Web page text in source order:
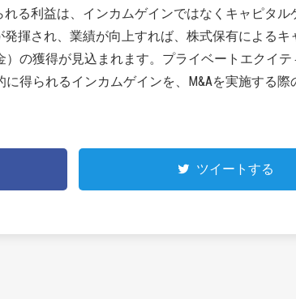
る利益は、インカムゲインではなくキャピタル
揮され、業績が向上すれば、株式保有によるキ
の獲得が見込まれます。プライベートエクイテ
得られるインカムゲインを、M&Aを実施する際
ツイートする